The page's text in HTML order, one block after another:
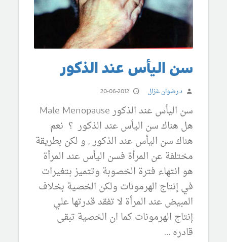
سن اليأس عند الذكور
د.رضوان غزال 20-06-2012
هل هناك سن اليأس عند الذكور ؟ نعم
هناك سن اليأس عند الذكور , و لكن بطريقة
مختلفة عن المرأة فسن اليأس عند المرأة
هو انتهاء فترة الخصوبة وتتميز بتغيرات
في إنتاج الهرمونات ولكن الخصية بخلاف
المبيض عند المرأة لا تفقد قدرتها علي
إنتاج الهرمونات كما ان الخصية تبقى
قادره …